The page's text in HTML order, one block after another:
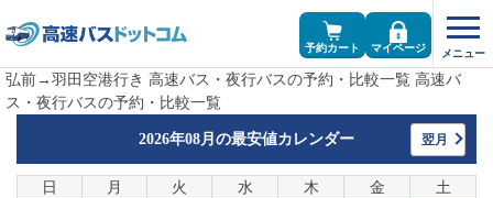
予約カート マイページ
弘前→羽田空港行き 高速バス・夜行バスの予約・比較一覧 高速バ
ス・夜行バスの予約・比較一覧
2026年08月の最安値カレンダー 翌月
日 月 火 水 木 金 土